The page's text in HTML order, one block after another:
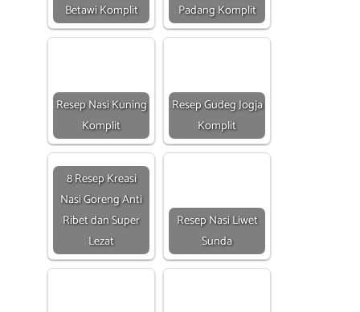
Betawi Komplit
Padang Komplit
Resep Nasi Kuning
Komplit
Resep Gudeg Jogja
Komplit
8 Resep Kreasi
Nasi Goreng Anti
Ribet dan Super
Lezat
Resep Nasi Liwet
Sunda